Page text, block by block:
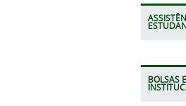
BOLSAS